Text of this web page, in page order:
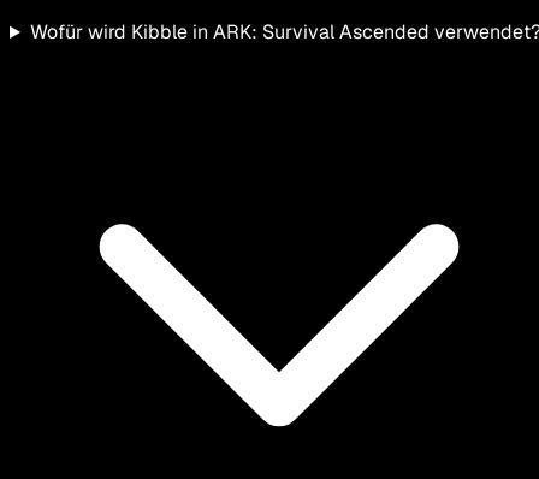
Wofür wird Kibble in ARK: Survival Ascended